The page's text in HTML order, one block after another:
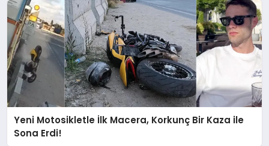
Yeni Motosikletle İlk Macera, Korkunç Bir Kaza ile
Sona Erdi!